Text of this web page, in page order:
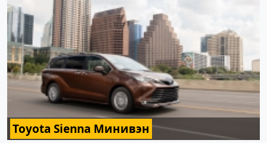
Toyota Sienna Минивэн